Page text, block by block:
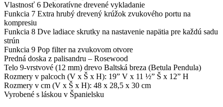
Vlastnosť 6 Dekoratívne drevené vykladanie
Funkcia 7 Extra hrubý drevený krúžok zvukového portu na
kompresiu
Funkcia 8 Dve ladiace skrutky na nastavenie napätia pre každú sadu
strún
Funkcia 9 Pop filter na zvukovom otvore
Predná doska z palisandru – Rosewood
Telo 9-vrstvové (12 mm) drevo Baltská breza (Betula Pendula)
Rozmery v palcoch (V x Š x H): 19” V x 11 ½” Š x 12” H
Rozmery v cm (V x Š x H): 48 x 28,5 x 30 cm
Vyrobené s láskou v Španielsku